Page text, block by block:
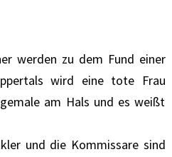
werden zu dem Fund einer
wird eine tote Frau
am Hals und es weißt
und die Kommissare sind